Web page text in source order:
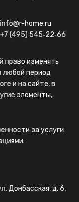
info@r-home.ru
+7 (495) 545‑22‑66
право изменять
любой период
и на сайте, в
элементы,
за услуги
Донбасская, д. 6,